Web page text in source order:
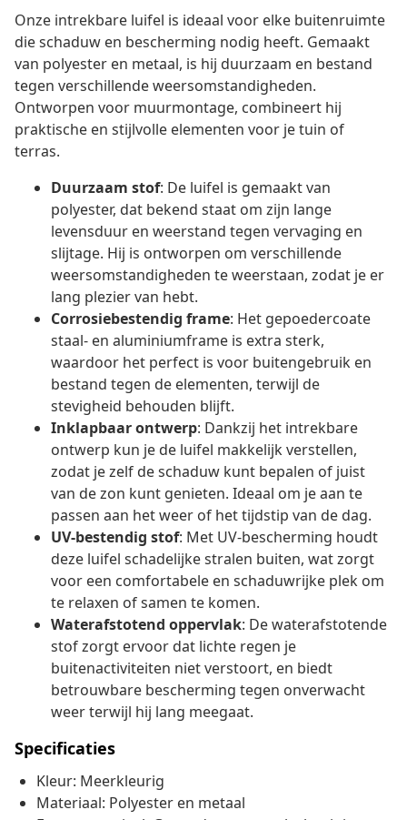
Onze intrekbare luifel is ideaal voor elke buitenruimte
die schaduw en bescherming nodig heeft. Gemaakt
van polyester en metaal, is hij duurzaam en bestand
tegen verschillende weersomstandigheden.
Ontworpen voor muurmontage, combineert hij
praktische en stijlvolle elementen voor je tuin of
terras.
Duurzaam stof: De luifel is gemaakt van
polyester, dat bekend staat om zijn lange
levensduur en weerstand tegen vervaging en
slijtage. Hij is ontworpen om verschillende
weersomstandigheden te weerstaan, zodat je er
lang plezier van hebt.
Corrosiebestendig frame: Het gepoedercoate
staal- en aluminiumframe is extra sterk,
waardoor het perfect is voor buitengebruik en
bestand tegen de elementen, terwijl de
stevigheid behouden blijft.
Inklapbaar ontwerp: Dankzij het intrekbare
ontwerp kun je de luifel makkelijk verstellen,
zodat je zelf de schaduw kunt bepalen of juist
van de zon kunt genieten. Ideaal om je aan te
passen aan het weer of het tijdstip van de dag.
UV-bestendig stof: Met UV-bescherming houdt
deze luifel schadelijke stralen buiten, wat zorgt
voor een comfortabele en schaduwrijke plek om
te relaxen of samen te komen.
Waterafstotend oppervlak: De waterafstotende
stof zorgt ervoor dat lichte regen je
buitenactiviteiten niet verstoort, en biedt
betrouwbare bescherming tegen onverwacht
weer terwijl hij lang meegaat.
Specificaties
Kleur: Meerkleurig
Materiaal: Polyester en metaal